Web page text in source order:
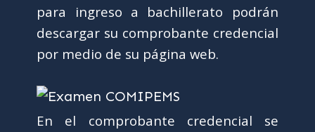
para ingreso a bachillerato podrán
descargar su comprobante credencial
por medio de su página web.
En el comprobante credencial se